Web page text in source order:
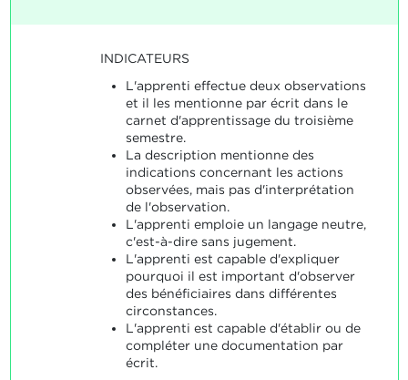
INDICATEURS
L'apprenti effectue deux observations
et il les mentionne par écrit dans le
carnet d'apprentissage du troisième
semestre.
La description mentionne des
indications concernant les actions
observées, mais pas d'interprétation
de l'observation.
L'apprenti emploie un langage neutre,
c'est-à-dire sans jugement.
L'apprenti est capable d'expliquer
pourquoi il est important d'observer
des bénéficiaires dans différentes
circonstances.
L'apprenti est capable d'établir ou de
compléter une documentation par
écrit.